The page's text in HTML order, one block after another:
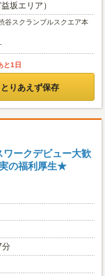
坂エリア）
谷スクランブルスクエア本
と1日
とりあえず保存
ワークデビュー大歓
の福利厚生★
分